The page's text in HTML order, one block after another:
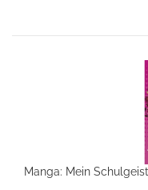
Manga: Mein